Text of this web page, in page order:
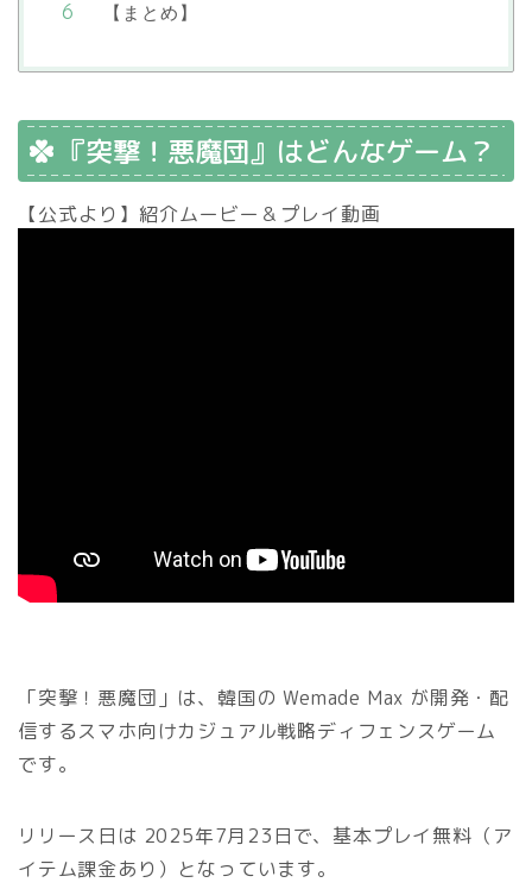
【まとめ】
『突撃！悪魔団』はどんなゲーム？
【公式より】紹介ムービー＆プレイ動画
「突撃！悪魔団」は、韓国の Wemade Max が開発・配
信するスマホ向けカジュアル戦略ディフェンスゲーム
です。
リリース日は 2025年7月23日で、基本プレイ無料（ア
イテム課金あり）となっています。